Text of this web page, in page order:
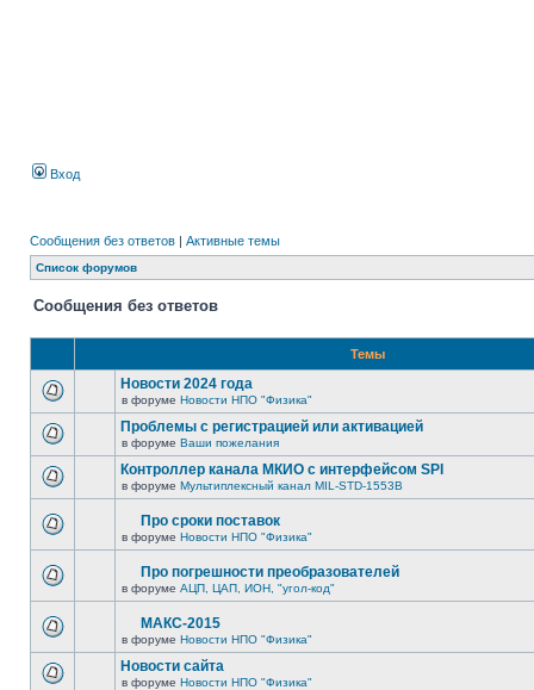
Вход
Сообщения без ответов | Активные темы
Список форумов
Сообщения без ответов
Темы
Новости 2024 года
в форуме Новости НПО "Физика"
Проблемы с регистрацией или активацией
в форуме Ваши пожелания
Контроллер канала МКИО с интерфейсом SPI
в форуме Мультиплексный канал MIL-STD-1553B
Про сроки поставок
в форуме Новости НПО "Физика"
Про погрешности преобразователей
в форуме АЦП, ЦАП, ИОН, "угол-код"
МАКС-2015
в форуме Новости НПО "Физика"
Новости сайта
в форуме Новости НПО "Физика"